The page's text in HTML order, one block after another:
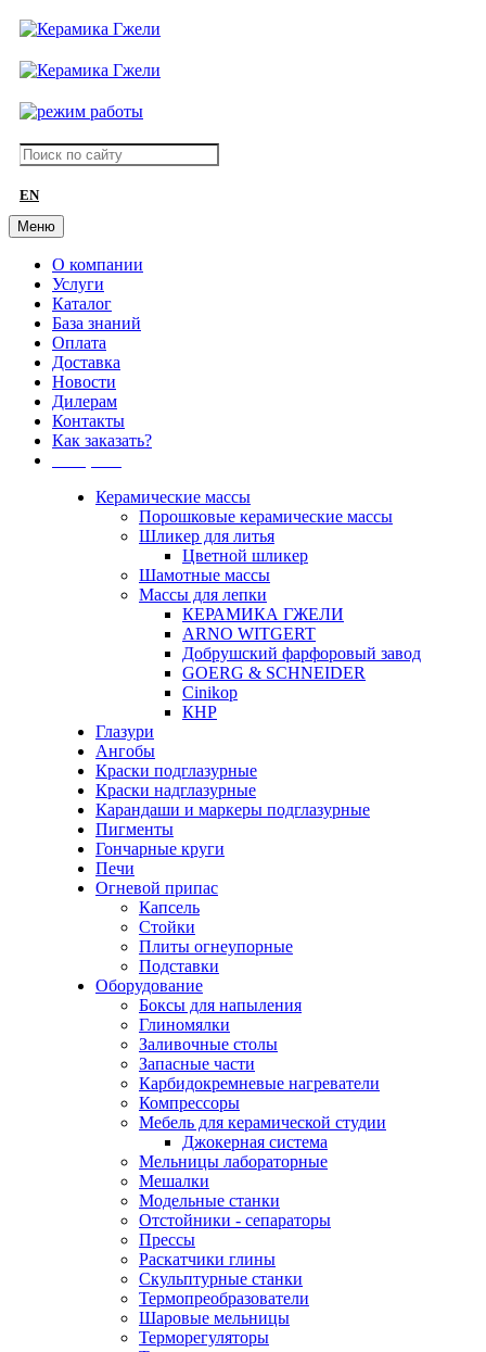
EN
Меню
О компании
Услуги
Каталог
База знаний
Оплата
Доставка
Новости
Дилерам
Контакты
Как заказать?
Керамические массы
Порошковые керамические массы
Шликер для литья
Цветной шликер
Шамотные массы
Массы для лепки
КЕРАМИКА ГЖЕЛИ
ARNO WITGERT
Добрушский фарфоровый завод
GOERG & SCHNEIDER
Cinikop
КНР
Глазури
Ангобы
Краски подглазурные
Краски надглазурные
Карандаши и маркеры подглазурные
Пигменты
Гончарные круги
Печи
Огневой припас
Капсель
Стойки
Плиты огнеупорные
Подставки
Оборудование
Боксы для напыления
Глиномялки
Заливочные столы
Запасные части
Карбидокремневые нагреватели
Компрессоры
Мебель для керамической студии
Джокерная система
Мельницы лабораторные
Мешалки
Модельные станки
Отстойники - сепараторы
Прессы
Раскатчики глины
Скульптурные станки
Термопреобразователи
Шаровые мельницы
Терморегуляторы